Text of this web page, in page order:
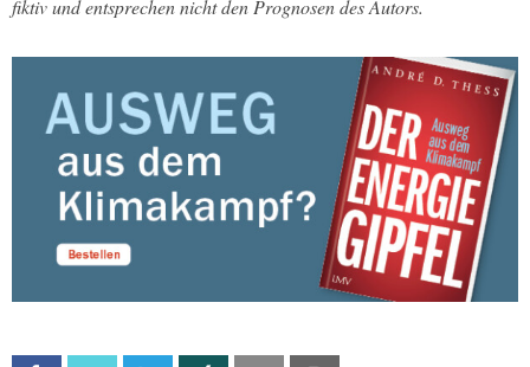
fiktiv und entsprechen nicht den Prognosen des Autors.